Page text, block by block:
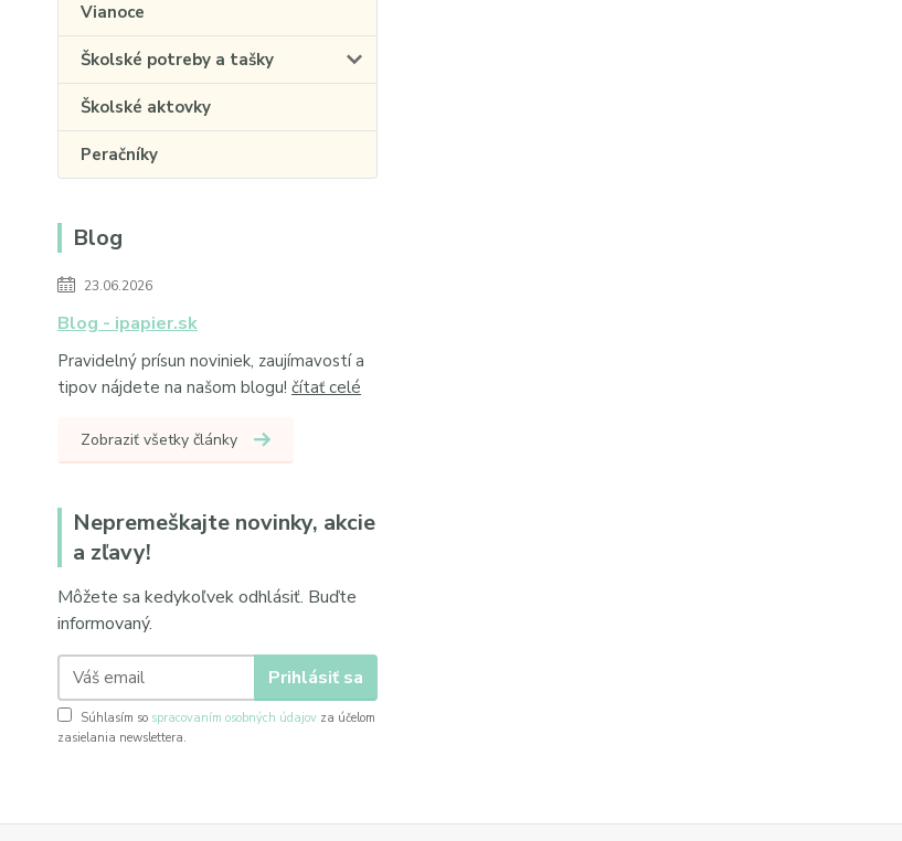
Vianoce
Školské potreby a tašky
Školské aktovky
Peračníky
Blog
23.06.2026
Blog - ipapier.sk
Pravidelný prísun noviniek, zaujímavostí a
tipov nájdete na našom blogu! čítať celé
Zobraziť všetky články
Nepremeškajte novinky, akcie
a zľavy!
Môžete sa kedykoľvek odhlásiť. Buďte
informovaný.
Prihlásiť sa
Súhlasím so spracovaním osobných údajov za účelom
zasielania newslettera.